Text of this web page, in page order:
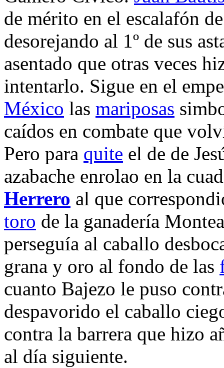
de mérito en el escalafón
desorejando al 1º de sus
asentado que otras veces
intentarlo. Sigue en el
México las mariposas
caídos en combate que
Pero para quite el de de
azabache enrolao en la
Herrero al que
toro de la ganadería
perseguía al caballo
grana y oro al fondo de las
cuanto Bajezo le puso
despavorido el caballo
contra la barrera que hizo
al día siguiente.